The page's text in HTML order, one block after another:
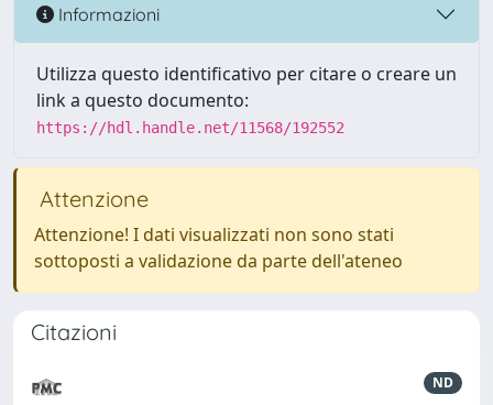
Informazioni
Utilizza questo identificativo per citare o creare un
link a questo documento:
https://hdl.handle.net/11568/192552
Attenzione
Attenzione! I dati visualizzati non sono stati
sottoposti a validazione da parte dell'ateneo
Citazioni
ND